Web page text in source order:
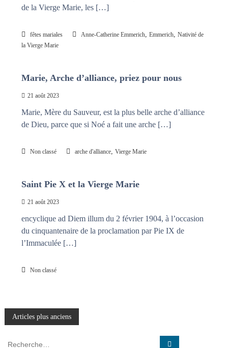
de la Vierge Marie, les […]
fêtes mariales Anne-Catherine Emmerich, Emmerich, Nativité de
la Vierge Marie
Marie, Arche d’alliance, priez pour nous
21 août 2023
Marie, Mère du Sauveur, est la plus belle arche d’alliance
de Dieu, parce que si Noé a fait une arche […]
Non classé arche d'alliance, Vierge Marie
Saint Pie X et la Vierge Marie
21 août 2023
encyclique ad Diem illum du 2 février 1904, à l’occasion
du cinquantenaire de la proclamation par Pie IX de
l’Immaculée […]
Non classé
N
a
Articles plus anciens
R
R